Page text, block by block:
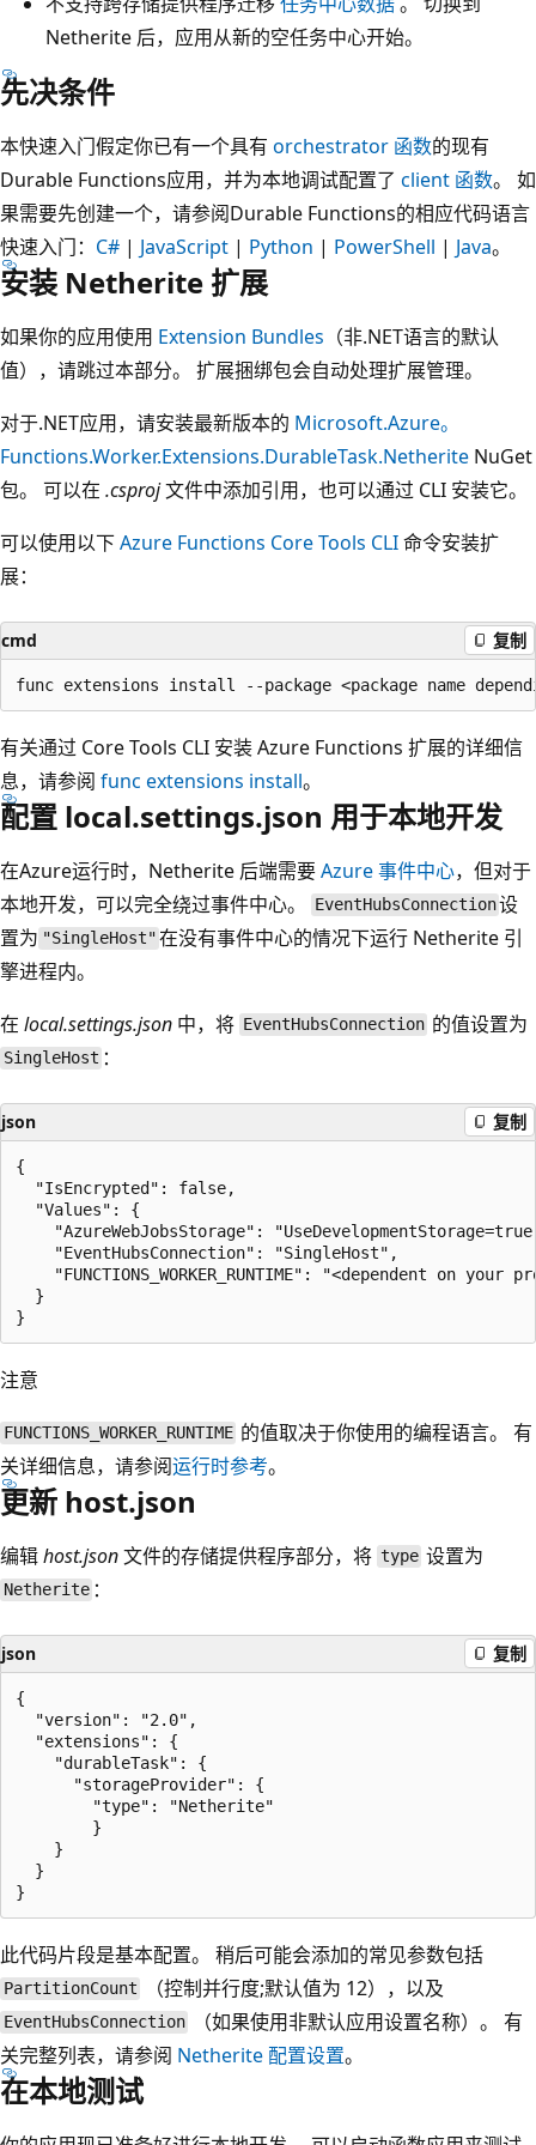
Netherite 后，应用从新的空任务中心开始。
先决条件
本快速入门假定你已有一个具有 orchestrator 函数的现有
Durable Functions应用，并为本地调试配置了 client 函数。 如
果需要先创建一个，请参阅Durable Functions的相应代码语言
快速入门： C# | JavaScript | Python | PowerShell | Java。
安装 Netherite 扩展
如果你的应用使用 Extension Bundles （非.NET语言的默认
值），请跳过本部分。 扩展捆绑包会自动处理扩展管理。
对于.NET应用，请安装最新版本的 Microsoft.Azure。
Functions.Worker.Extensions.DurableTask.Netherite NuGet
包。 可以在 .csproj文件中添加引用，也可以通过 CLI 安装它。
可以使用以下Azure Functions Core Tools CLI命令安装扩
展：
cmd 复制
有关通过 Core Tools CLI 安装 Azure Functions 扩展的详细信
息，请参阅 func extensions install。
配置 local.settings.json 用于本地开发
在Azure运行时，Netherite 后端需要Azure 事件中心，但对于
本地开发，可以完全绕过事件中心。
EventHubsConnection设
置为 "SingleHost" 在没有事件中心的情况下运行 Netherite 引
擎进程内。
在 local.settings.json 中，将 EventHubsConnection 的值设置为
SingleHost ：
json 复制
{
  "IsEncrypted": false,
  "Values": {
"AzureWebJobsStorage":
    "EventHubsConnection": "SingleHost",
"FUNCTIONS_WORKER_RUNTIME": "<dependent on your
  }
注意
FUNCTIONS_WORKER_RUNTIME 的值取决于你使用的编程语言。 有
关详细信息，请参阅运行时参考。
更新 host.json
编辑host.json文件的存储提供程序部分，将 type 设置为
Netherite ：
json 复制
{
  "version": "2.0",
  "extensions": {
    "durableTask": {
      "storageProvider": {
        "type": "Netherite"
        }
    }
  }
此代码片段是基本配置。 稍后可能会添加的常见参数包括
PartitionCount （控制并行度;默认值为 12），以及
EventHubsConnection
（如果使用非默认应用设置名称）。 有
关完整列表，请参阅 Netherite 配置设置。
在本地测试